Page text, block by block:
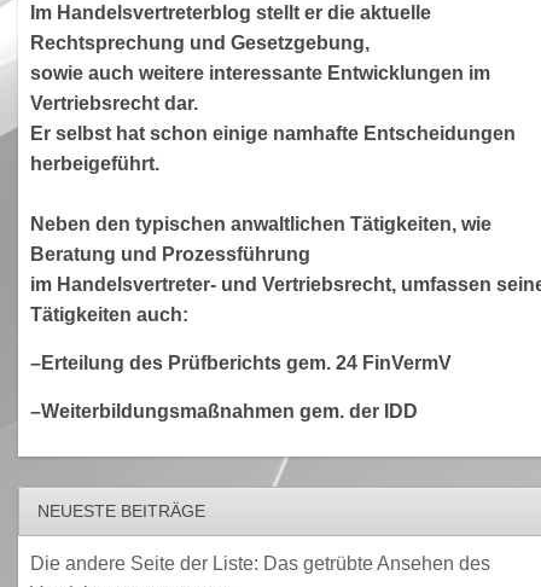
Im Handelsvertreterblog stellt er die aktuelle
Rechtsprechung und Gesetzgebung,
sowie auch weitere interessante Entwicklungen im
Vertriebsrecht dar.
Er selbst hat schon einige namhafte Entscheidungen
herbeigeführt.
Neben den typischen anwaltlichen Tätigkeiten, wie
Beratung und Prozessführung
im Handelsvertreter- und Vertriebsrecht, umfassen
Tätigkeiten auch:
–Erteilung des Prüfberichts gem. 24 FinVermV
–Weiterbildungsmaßnahmen gem. der IDD
NEUESTE BEITRÄGE
Die andere Seite der Liste: Das getrübte Ansehen des